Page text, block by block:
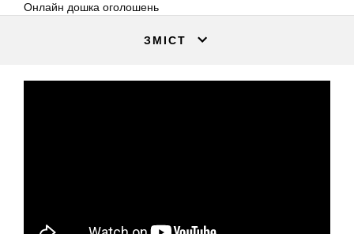
Онлайн дошка оголошень
ЗМІСТ